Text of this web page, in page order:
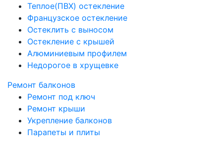
Теплое(ПВХ) остекление
Французское остекление
Остеклить с выносом
Остекление с крышей
Алюминиевым профилем
Недорогое в хрущевке
Ремонт балконов
Ремонт под ключ
Ремонт крыши
Укрепление балконов
Парапеты и плиты